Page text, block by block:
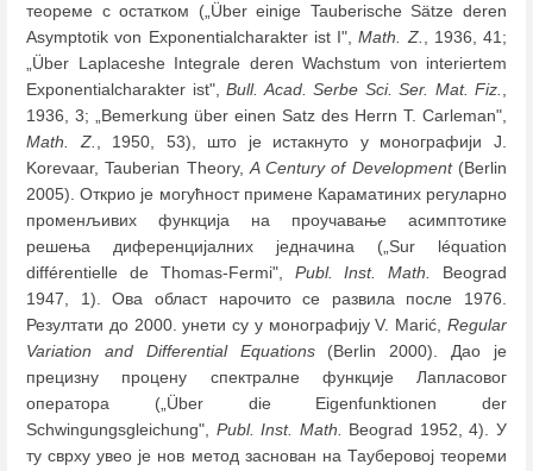
теореме с остатком („Über einige Tauberische Sätze deren
Asymptotik von Exponentialcharakter ist I",Math. Z., 1936, 41;
„Über Laplaceshe Integrale deren Wachstum von interiertem
Exponentialcharakter ist", Bull. Acad. Serbe Sci. Ser. Mat. Fiz.,
1936, 3; „Bemerkung über einen Satz des Herrn T. Carleman",
Math. Z., 1950, 53), што је истакнуто у монографији J.
Korevaar, Tauberian Theory,A Century of Development(Berlin
2005). Открио је могућност примене Караматиних регуларно
променљивих функција на проучавање асимптотике
решења диференцијалних једначина („Sur léquation
différentielle de Thomas-Fermi", Publ. Inst. Math.
Beograd
1947, 1). Ова област нарочито се развила после 1976.
Резултати до 2000. унети су у монографију V. Marić, Regular
Variation and Differential Equations(Berlin 2000). Дао је
прецизну процену спектралне функције Лапласовог
оператора („Über die Eigenfunktionen der
Schwingungsgleichung", Publ. Inst. Math. Beograd 1952, 4). У
ту сврху увео је нов метод заснован на Тауберовој теореми